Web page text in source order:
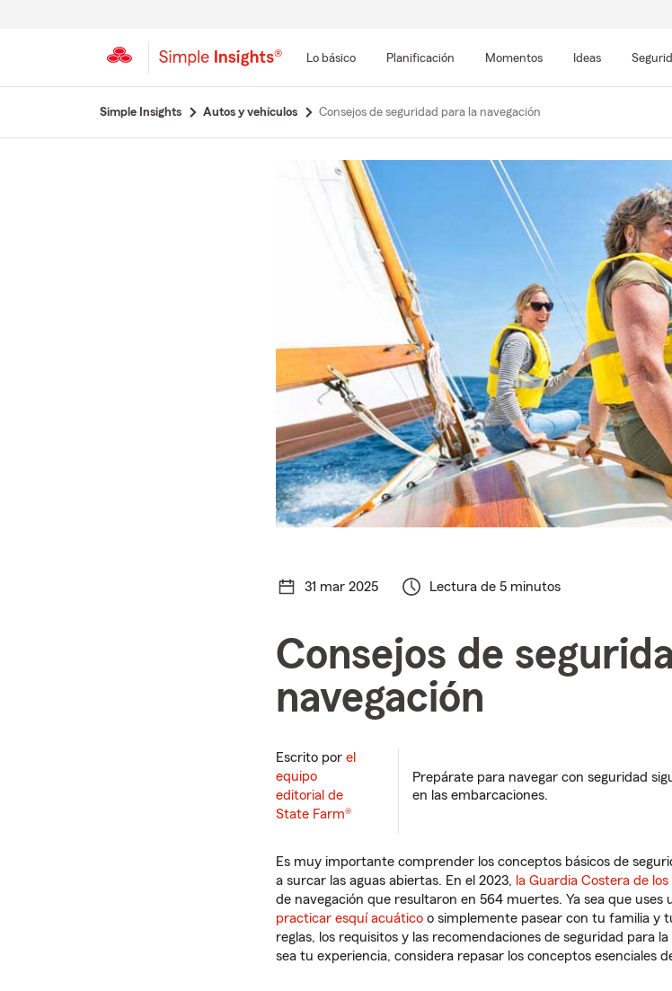
Lo básico Planificación Momentos Ideas
Simple Insights Autos y vehículos Consejos de seguridad para la navegación
31 mar 2025 Lectura de 5 minutos
Consejos de
navegación
Escrito por el
equipo
editorial de
State Farm®
Prepárate para navegar con seguridad
en las embarcaciones.
Es muy importante comprender los conceptos básicos de
a surcar las aguas abiertas. En el 2023, la Guardia Costera de
de navegación que resultaron en 564 muertes. Ya sea que uses
practicar esquí acuático o simplemente pasear con tu familia y
reglas, los requisitos y las recomendaciones de seguridad para
sea tu experiencia, considera repasar los conceptos esenciales